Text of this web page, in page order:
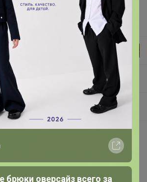
14 см; Мин. кол-во для заказа: 1;
Китай; В боксе: 200 шт; Состав:
брюки оверсайз всего за